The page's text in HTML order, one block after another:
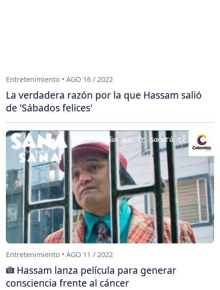
Entretenimiento • AGO 16 / 2022
La verdadera razón por la que Hassam salió
de 'Sábados felices'
Entretenimiento • AGO 11 / 2022
Hassam lanza película para generar
consciencia frente al cáncer